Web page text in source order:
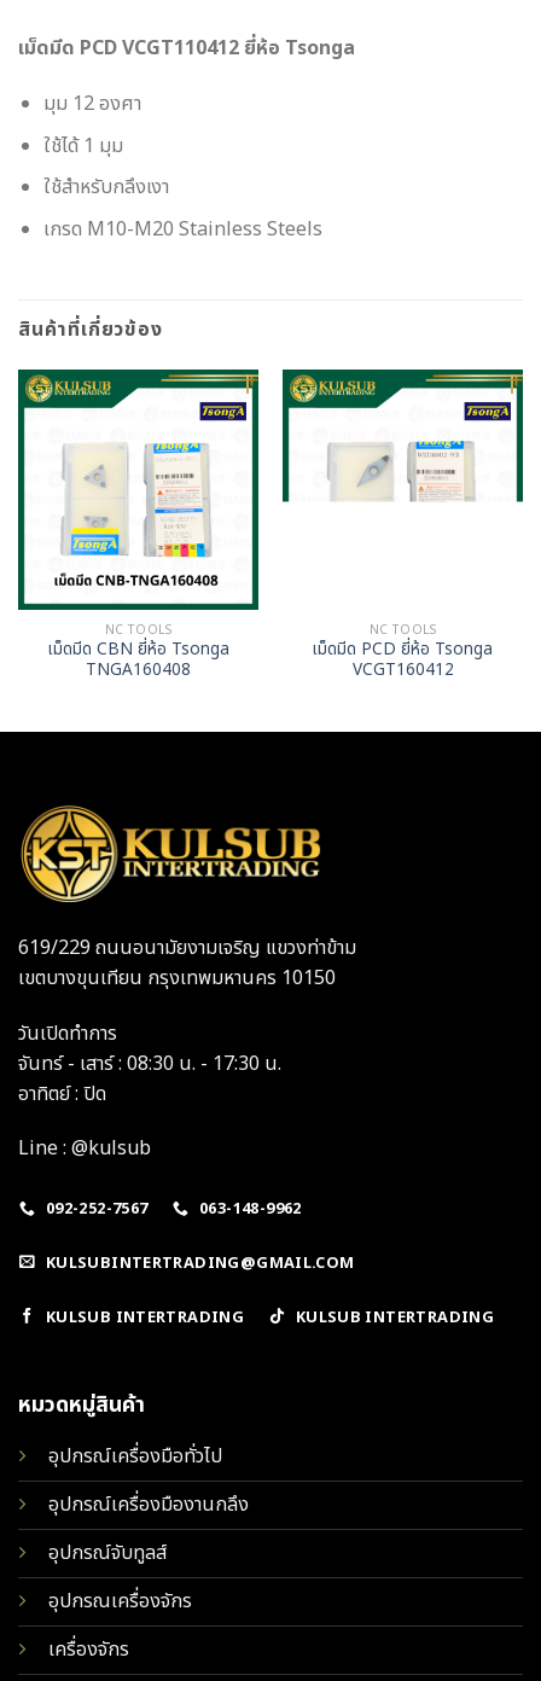
เม็ดมีด PCD VCGT110412 ยี่ห้อ Tsonga
มุม 12 องศา
ใช้ได้ 1 มุม
ใช้สำหรับกลึงเงา
เกรด M10-M20 Stainless Steels
สินค้าที่เกี่ยวข้อง
NC TOOLS
เม็ดมีด CBN ยี่ห้อ Tsonga
TNGA160408
NC TOOLS
เม็ดมีด PCD ยี่ห้อ Tsonga
VCGT160412
619/229 ถนนอนามัยงามเจริญ แขวงท่าข้าม
เขตบางขุนเทียน กรุงเทพมหานคร 10150
วันเปิดทำการ
จันทร์ - เสาร์ : 08:30 น. - 17:30 น.
อาทิตย์ : ปิด
Line : @kulsub
092-252-7567 063-148-9962
KULSUBINTERTRADING@GMAIL.COM
KULSUB INTERTRADING KULSUB INTERTRADING
หมวดหมู่สินค้า
อุปกรณ์เครื่องมือทั่วไป
อุปกรณ์เครื่องมืองานกลึง
อุปกรณ์จับทูลส์
อุปกรณเครื่องจักร
เครื่องจักร